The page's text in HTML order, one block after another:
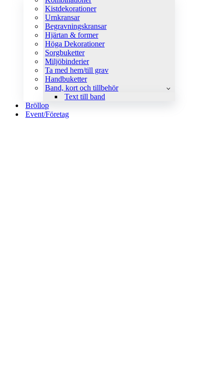
Kistdekorationer
Urnkransar
Begravningskransar
Hjärtan & former
Höga Dekorationer
Sorgbuketter
Miljöbinderier
Ta med hem/till grav
Handbuketter
Band, kort och tillbehör
Text till band
Bröllop
Event/Företag